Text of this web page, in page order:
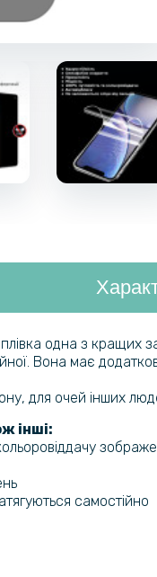
одна з кращих
Вона має
для очей інших
інші:
самостійно